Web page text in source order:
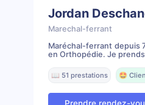
Jordan
Marechal-ferrant
Maréchal-ferrant depuis
en Orthopédie. Je
📖 51 prestations 🤩
Prendre rendez-